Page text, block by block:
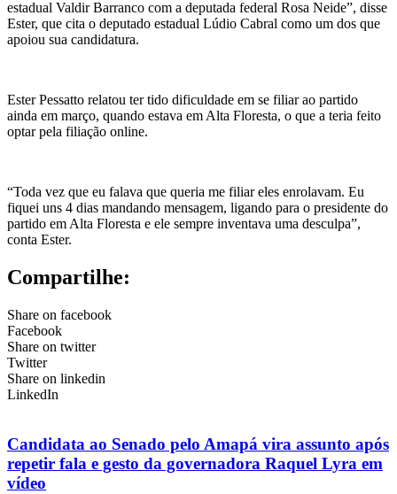
estadual Valdir Barranco com a deputada federal Rosa Neide”, disse
Ester, que cita o deputado estadual Lúdio Cabral como um dos que
apoiou sua candidatura.
Ester Pessatto relatou ter tido dificuldade em se filiar ao partido
ainda em março, quando estava em Alta Floresta, o que a teria feito
optar pela filiação online.
“Toda vez que eu falava que queria me filiar eles enrolavam. Eu
fiquei uns 4 dias mandando mensagem, ligando para o presidente do
partido em Alta Floresta e ele sempre inventava uma desculpa”,
conta Ester.
Compartilhe:
Share on facebook
Facebook
Share on twitter
Twitter
Share on linkedin
LinkedIn
Candidata ao Senado pelo Amapá vira assunto após
repetir fala e gesto da governadora Raquel Lyra em
vídeo